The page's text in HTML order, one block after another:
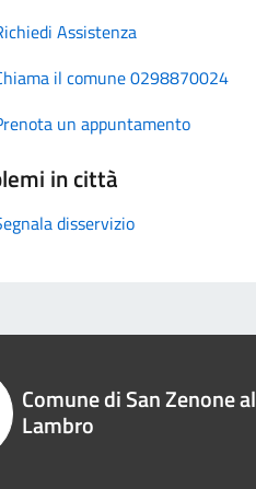
Assistenza
il comune 0298870024
un appuntamento
in città
disservizio
Comune di San Zenone al
Lambro